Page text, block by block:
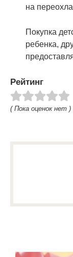
на
Покупка
ребенка,
Рейтинг
( Пока оценок нет )